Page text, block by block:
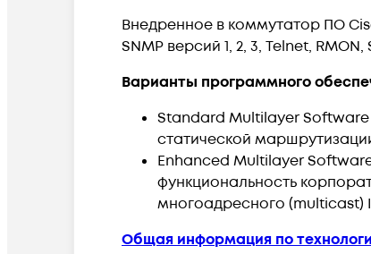
Внедренное в коммутатор ПО
SNMP версий 1, 2, 3, Telnet, RMON,
Варианты программного
Standard Multilayer
статической
Enhanced Multilayer
функциональность
многоадресного (multicast)
Общая информация по